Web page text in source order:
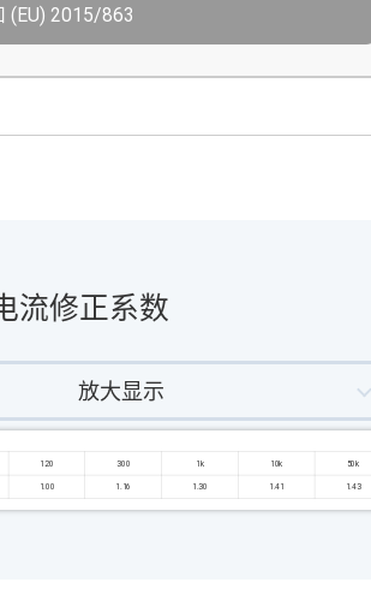
(EU) 2015/863
流修正系数
放大显示
120 300 1k 10k 50k
1.00 1.16 1.30 1.41 1.43